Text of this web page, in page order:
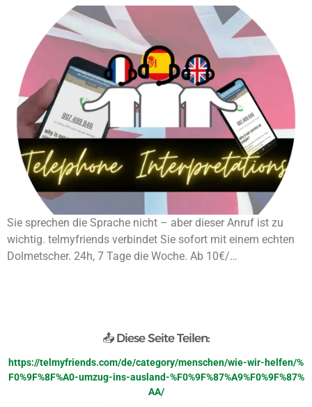
Sie sprechen die Sprache nicht – aber dieser Anruf ist zu
wichtig. telmyfriends verbindet Sie sofort mit einem echten
Dolmetscher. 24h, 7 Tage die Woche. Ab 10€/…
📤 Diese Seite Teilen:
https://telmyfriends.com/de/category/menschen/wie-wir-helfen/%
F0%9F%8F%A0-umzug-ins-ausland-%F0%9F%87%A9%F0%9F%87%
AA/